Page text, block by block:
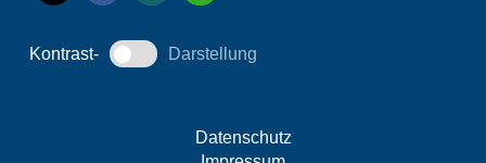
Kontrast- Darstellung
Datenschutz